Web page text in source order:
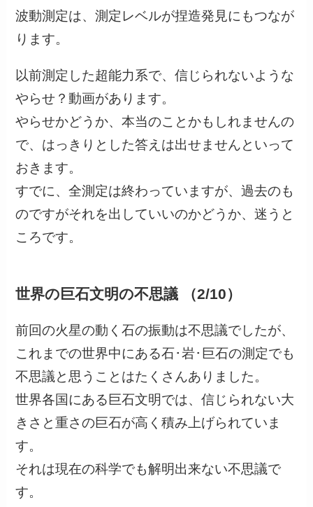
波動測定は、測定レベルが捏造発見にもつなが
ります。
以前測定した超能力系で、信じられないような
やらせ？動画があります。
やらせかどうか、本当のことかもしれませんの
で、はっきりとした答えは出せませんといって
おきます。
すでに、全測定は終わっていますが、過去のも
のですがそれを出していいのかどうか、迷うと
ころです。
世界の巨石文明の不思議 （2/10）
前回の火星の動く石の振動は不思議でしたが、
これまでの世界中にある石･岩･巨石の測定でも
不思議と思うことはたくさんありました。
世界各国にある巨石文明では、信じられない大
きさと重さの巨石が高く積み上げられていま
す。
それは現在の科学でも解明出来ない不思議で
す。